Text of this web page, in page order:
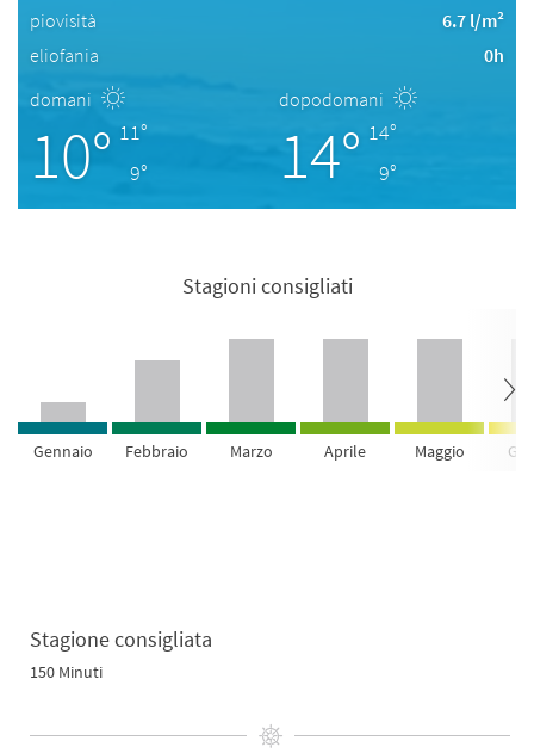
piovisità
6.7 l/m²
eliofania
0h
domani
10° 11°
9°
dopodomani
14° 14°
9°
Stagioni consigliati
Gennaio Febbraio Marzo Aprile Maggio
Stagione consigliata
150 Minuti